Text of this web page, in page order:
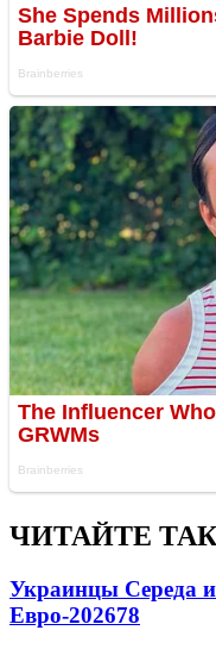
ЧИТАЙТЕ
Украинцы Середа
Евро-202678